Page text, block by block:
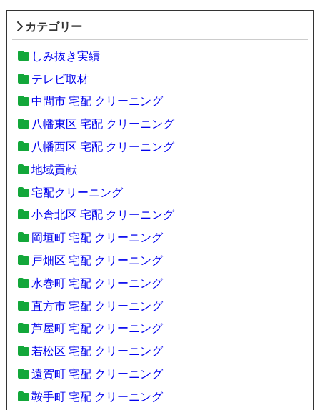
カテゴリー
しみ抜き実績
テレビ取材
中間市 宅配 クリーニング
八幡東区 宅配 クリーニング
八幡西区 宅配 クリーニング
地域貢献
宅配クリーニング
小倉北区 宅配 クリーニング
岡垣町 宅配 クリーニング
戸畑区 宅配 クリーニング
水巻町 宅配 クリーニング
直方市 宅配 クリーニング
芦屋町 宅配 クリーニング
若松区 宅配 クリーニング
遠賀町 宅配 クリーニング
鞍手町 宅配 クリーニング